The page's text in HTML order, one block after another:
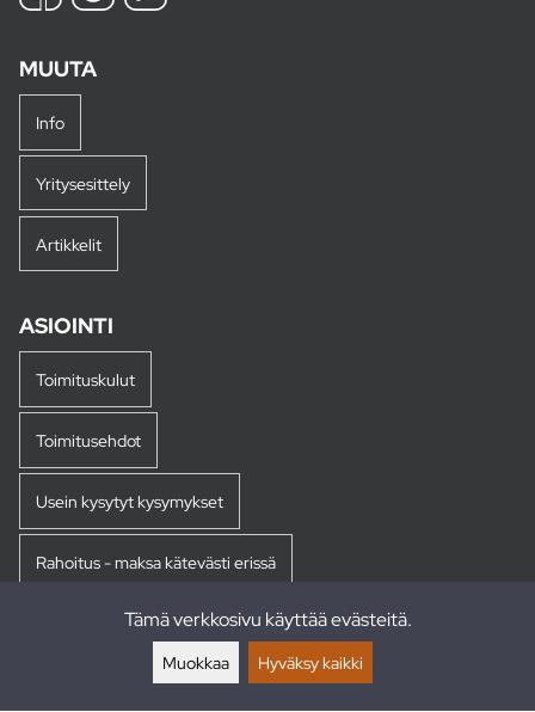
MUUTA
Info
Yritysesittely
Artikkelit
ASIOINTI
Toimituskulut
Toimitusehdot
Usein kysytyt kysymykset
Rahoitus - maksa kätevästi erissä
Tämä verkkosivu käyttää evästeitä.
Muokkaa Hyväksy kaikki